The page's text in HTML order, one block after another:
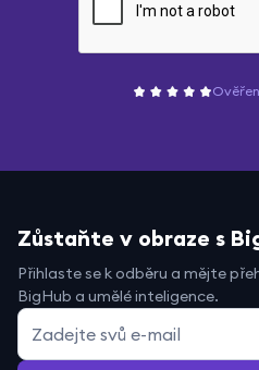
Zůstaňte v obraze s
Přihlaste se k odběru a mějte
BigHub a umělé inteligence.